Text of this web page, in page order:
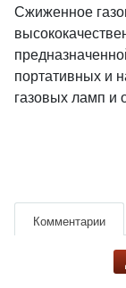
Сжиженное
портативных и
газовых ламп и
Комментарии